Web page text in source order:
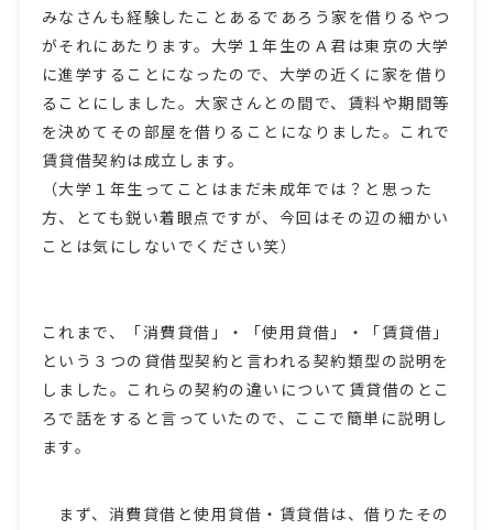
みなさんも経験したことあるであろう家を借りるやつ
がそれにあたります。大学１年生のＡ君は東京の大学
に進学することになったので、大学の近くに家を借り
ることにしました。大家さんとの間で、賃料や期間等
を決めてその部屋を借りることになりました。これで
賃貸借契約は成立します。
（大学１年生ってことはまだ未成年では？と思った
方、とても鋭い着眼点ですが、今回はその辺の細かい
ことは気にしないでください笑）
これまで、「消費貸借」・「使用貸借」・「賃貸借」
という３つの貸借型契約と言われる契約類型の説明を
しました。これらの契約の違いについて賃貸借のとこ
ろで話をすると言っていたので、ここで簡単に説明し
ます。
まず、消費貸借と使用貸借・賃貸借は、借りたその